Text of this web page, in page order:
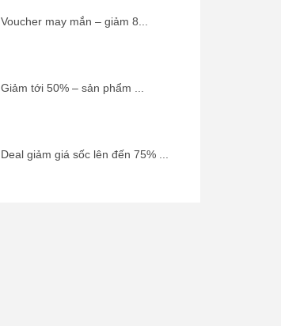
Voucher may mắn – giảm 8...
Giảm tới 50% – sản phẩm ...
Deal giảm giá sốc lên đến 75% ...